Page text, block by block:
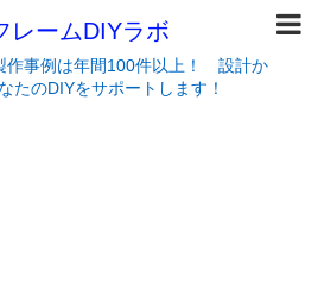
レームDIYラボ
作事例は年間100件以上！ 設計か
たのDIYをサポートします！